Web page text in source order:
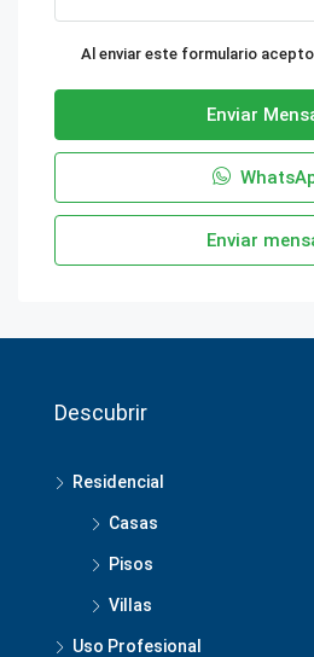
Al enviar este formulario acepto
Enviar
Enviar
Descubrir
Residencial
Casas
Pisos
Villas
Uso Profesional